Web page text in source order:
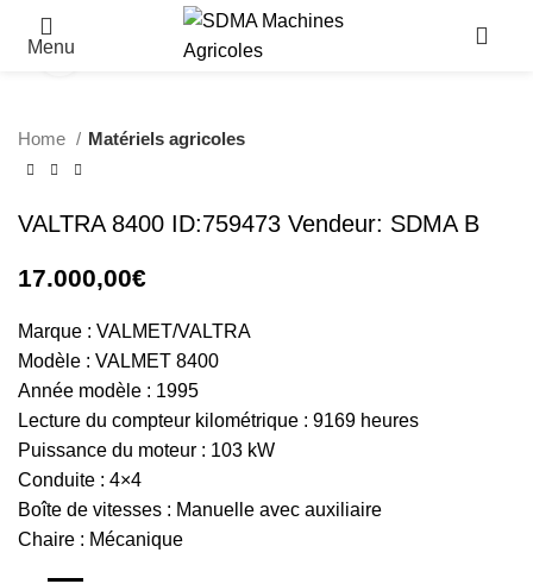
Menu Click to enlarge
Home Matériels agricoles
VALTRA 8400 ID:759473 Vendeur: SDMA B
17.000,00€
Marque : VALMET/VALTRA
Modèle : VALMET 8400
Année modèle : 1995
Lecture du compteur kilométrique : 9169 heures
Puissance du moteur : 103 kW
Conduite : 4×4
Boîte de vitesses : Manuelle avec auxiliaire
Chaire : Mécanique